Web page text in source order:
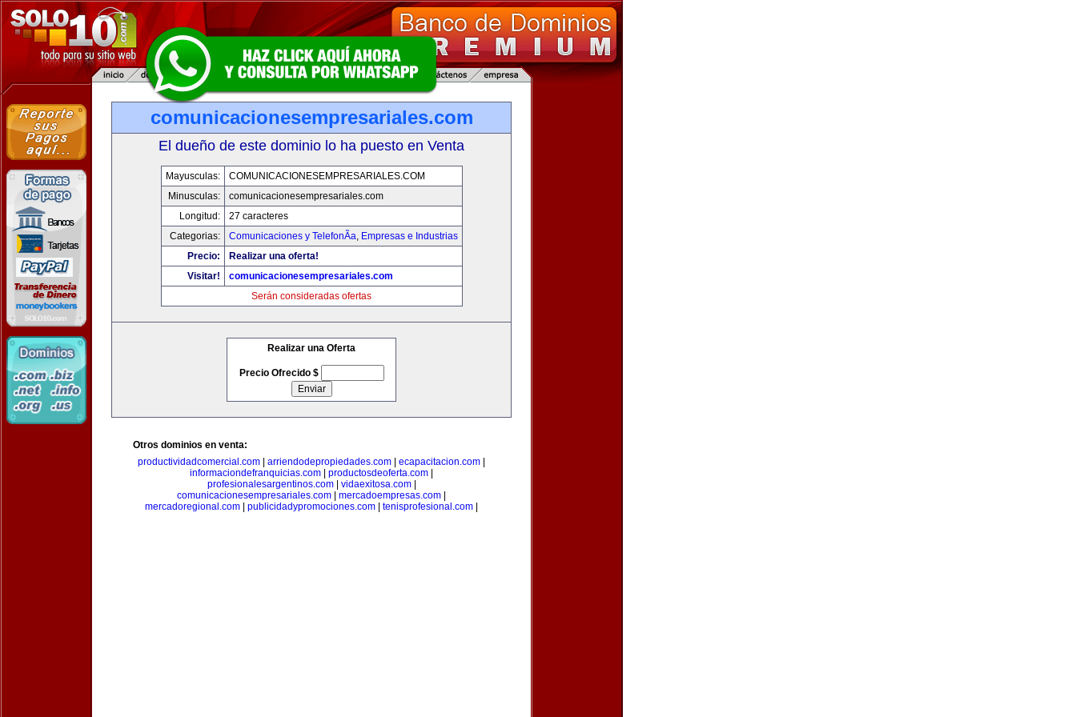
comunicacionesempresariales.com
El dueño de este dominio lo ha puesto en Venta
Mayusculas:
COMUNICACIONESEMPRESARIALES.COM
Minusculas:
comunicacionesempresariales.com
Longitud:
27 caracteres
Categorias:
Comunicaciones y TelefonÃ­a, Empresas e Industrias
Precio:
Realizar una oferta!
Visitar!
comunicacionesempresariales.com
Serán consideradas ofertas
Realizar una Oferta
Precio Ofrecido $
Otros dominios en venta:
productividadcomercial.com
arriendodepropiedades.com ecapacitacion.com
informaciondefranquicias.com
productosdeoferta.com
profesionalesargentinos.com| vidaexitosa.com|
comunicacionesempresariales.com
mercadoempresas.com
mercadoregional.com
publicidadypromociones.com tenisprofesional.com